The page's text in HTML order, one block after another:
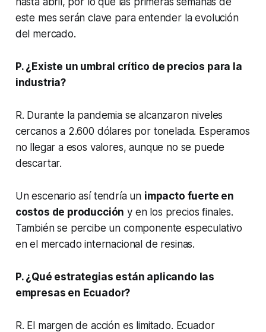
este mes serán clave para entender la evolución
del mercado.
P. ¿Existe un umbral crítico de precios para la
industria?
R. Durante la pandemia se alcanzaron niveles
cercanos a 2.600 dólares por tonelada. Esperamos
no llegar a esos valores, aunque no se puede
descartar.
Un escenario así tendría un impacto fuerte en
costos de producción y en los precios finales.
También se percibe un componente especulativo
en el mercado internacional de resinas.
P. ¿Qué estrategias están aplicando las
empresas en Ecuador?
R. El margen de acción es limitado. Ecuador